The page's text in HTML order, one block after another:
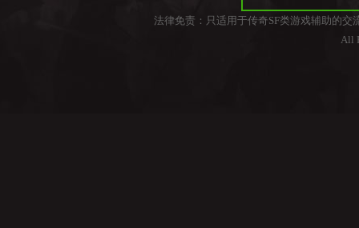
法律免责：只适用于传奇SF类游戏辅助的
All